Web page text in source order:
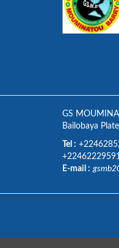
GS
Bailobaya
Tel :
E-mail :